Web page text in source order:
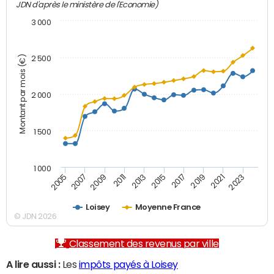
Montant par mois (€)
JDN d'après le ministère de l'Economie)
Loisey Moyenne France
2005 2007 2009 2011 2013 2015 2017 2019 2021 2023
1 000
1 500
2 000
2 500
3 000
© JDN 2026
Classement des revenus par ville
A lire aussi :Les impôts payés à Loisey